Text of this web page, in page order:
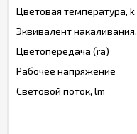
Цветовая температура, k
Эквивалент
Цветопередача (ra)
Рабочее напряжение
Световой поток, lm